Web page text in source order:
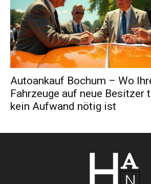
Autoankauf Bochum – Wo
Fahrzeuge auf neue Besitzer
kein Aufwand nötig ist